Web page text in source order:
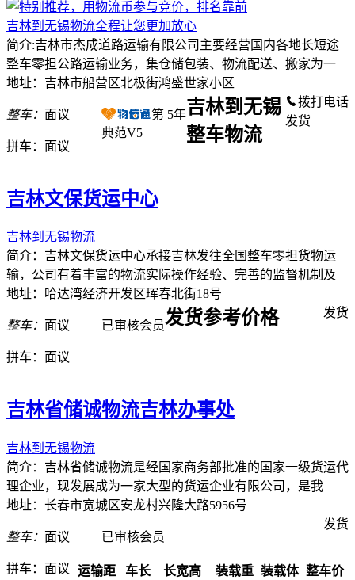
吉林到无锡物流全程让您更加放心
简介:吉林市杰成道路运输有限公司主要经营国内各地长短途
整车零担公路运输业务，集仓储包装、物流配送、搬家为一
地址：吉林市船营区北极街鸿盛世家小区
整车： 面议
拼车： 面议
第 5年
典范V5
拨打电话
发货
吉林文保货运中心
吉林到无锡物流
简介：吉林文保货运中心承接吉林发往全国整车零担货物运
输，公司有着丰富的物流实际操作经验、完善的监督机制及
地址：哈达湾经济开发区珲春北街18号
整车： 面议
拼车： 面议
已审核会员
发货
吉林省储诚物流吉林办事处
吉林到无锡物流
简介：吉林省储诚物流是经国家商务部批准的国家一级货运代
理企业，现发展成为一家大型的货运企业有限公司，是我
地址：长春市宽城区安龙村兴隆大路5956号
整车： 面议
拼车： 面议
已审核会员
发货
吉林到无锡
整车物流
发货参考价格
运输距 车长 长宽高 装载重 装载体 整车价